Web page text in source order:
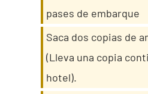
pases de embarque
Saca dos copias de
(Lleva una copia
hotel).